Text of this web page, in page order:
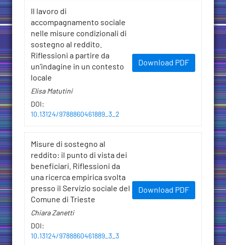
Il lavoro di
accompagnamento sociale
nelle misure condizionali di
sostegno al reddito.
Riflessioni a partire da
un’indagine in un contesto
locale
Elisa Matutini
DOI :
10.13124/9788860461889_3_2
Download PDF
Misure di sostegno al
reddito: il punto di vista dei
beneficiari. Riflessioni da
una ricerca empirica svolta
presso il Servizio sociale del
Comune di Trieste
Chiara Zanetti
DOI :
10.13124/9788860461889_3_3
Download PDF